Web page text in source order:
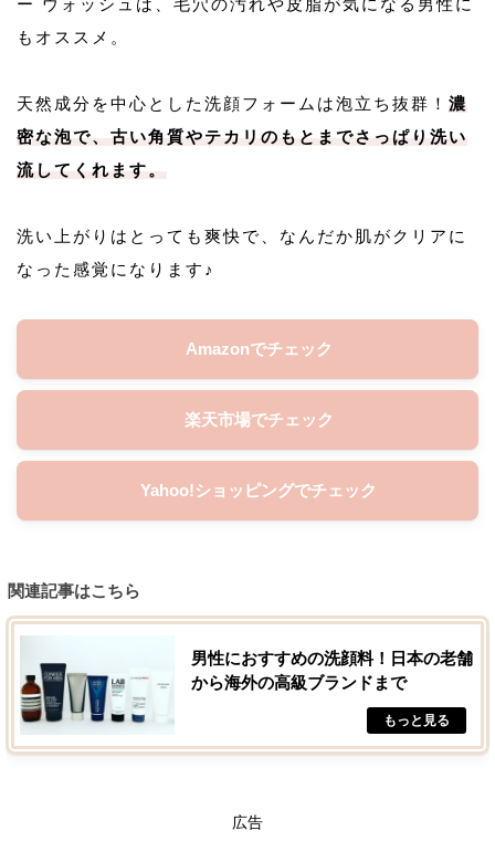
ー ウォッシュは、毛穴の汚れや皮脂が気になる男性に
もオススメ。
天然成分を中心とした洗顔フォームは泡立ち抜群！ 濃
密な泡で、古い角質やテカリのもとまでさっぱり洗い
流してくれます。
洗い上がりはとっても爽快で、なんだか肌がクリアに
なった感覚になります♪
Amazonでチェック
楽天市場でチェック
Yahoo!ショッピングでチェック
関連記事はこちら
男性におすすめの洗顔料！日本の老舗
から海外の高級ブランドまで
広告